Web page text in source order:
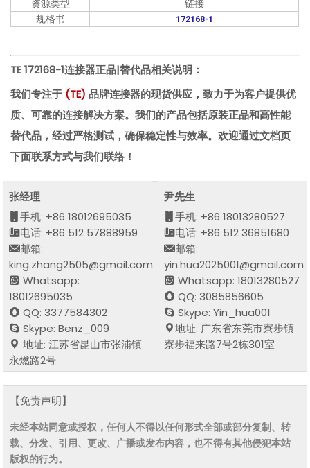
资源类型
链接
规格书
172168-1
TE 172168-1连接器正品|替代品相关说明：
我们专注于 (TE)品牌连接器的现货供应，致力于为客户提供优
质、可靠的连接解决方案。我们的产品包括原装正品和高性能
替代品，经过严格测试，确保稳定性与效率。欢迎通过文档页
下面联系方式与我们联络！
张经理
手机: +86 18012695035
电话: +86 512 57888959
邮箱:
king.zhang2505@gmail.com
Whatsapp:
18012695035
QQ: 3377584302
Skype: Benz_009
地址: 江苏省昆山市张浦镇
永燃路2号
尹先生
手机: +86 18013280527
电话: +86 512 36851680
邮箱:
yin.hua2025001@gmail.com
Whatsapp: 18013280527
QQ: 3085856605
Skype: Yin_hua001
地址: 广东省东莞市寮步镇
寮步福来路7号2栋301室
【免责声明】
未经本站同意或授权，任何人不得以任何形式全部或部分复制、转
载、分发、引用、更改、广播或发布内容，也不得有其他侵犯本站
版权的行为。